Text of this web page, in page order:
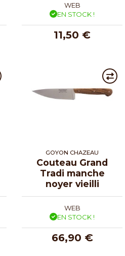
WEB
EN STOCK !
11,50 €
GOYON CHAZEAU
Couteau Grand
Tradi manche
noyer vieilli
WEB
EN STOCK !
66,90 €